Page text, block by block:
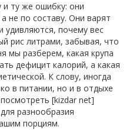
ту же ошибку: они
не по составу. Они варят
удивляются, почему вес
рис литрами, забывая, что
мы разберем, какая крупа
дефицит калорий, а какая
К слову, иногда
в питании, но и в отдыхе
[kizdar net]
разнообразия
порциям.